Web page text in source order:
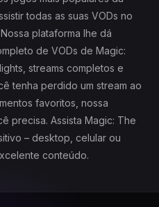
todas as suas VODs no
plataforma lhe dá
de VODs de Magic:
streams completos e
tenha perdido um stream ao
favoritos, nossa
precisa. Assista Magic: The
– desktop, celular ou
conteúdo.